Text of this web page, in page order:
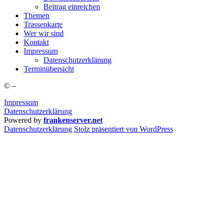
Bei­trag einreichen
The­men
Tras­sen­kar­te
Wer wir sind
Kon­takt
Impres­sum
Daten­schutz­er­klä­rung
Ter­min­über­sicht
© –
Impressum
Datenschutzerklärung
Powered by frankenserver.net
Daten­schutz­er­klä­rung Stolz präsentiert von WordPress